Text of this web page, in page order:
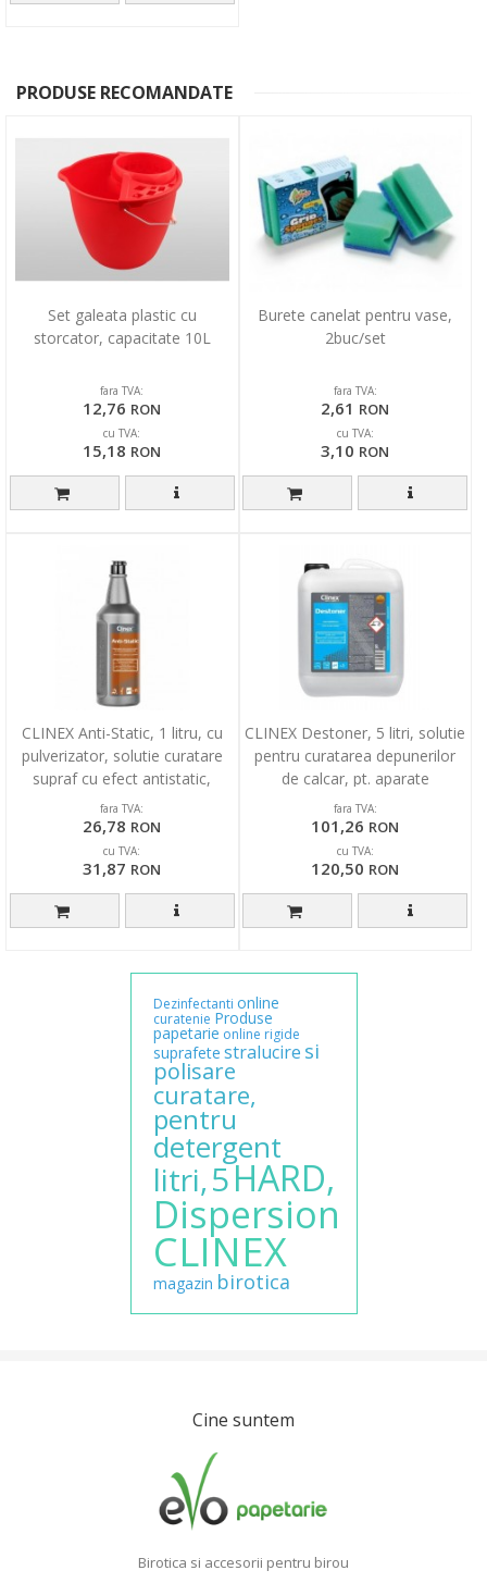
PRODUSE RECOMANDATE
Set galeata plastic cu
storcator, capacitate 10L
fara TVA:
12,76 RON
cu TVA:
15,18 RON
Burete canelat pentru vase,
2buc/set
fara TVA:
2,61 RON
cu TVA:
3,10 RON
CLINEX Anti-Static, 1 litru, cu
pulverizator, solutie curatare
supraf cu efect antistatic,
electrost
fara TVA:
26,78 RON
cu TVA:
31,87 RON
CLINEX Destoner, 5 litri, solutie
pentru curatarea depunerilor
de calcar, pt. aparate
electrocasnice
fara TVA:
101,26 RON
cu TVA:
120,50 RON
Dezinfectanti online
curatenie Produse
papetarie online rigide
suprafete stralucire si
polisare
curatare,
pentru
detergent
litri,5HARD,
Dispersion
CLINEX
magazin birotica
Cine suntem
Birotica si accesorii pentru birou